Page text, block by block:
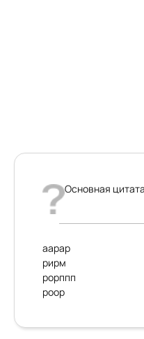
Основная
аарар
рирм
рорппп
роор